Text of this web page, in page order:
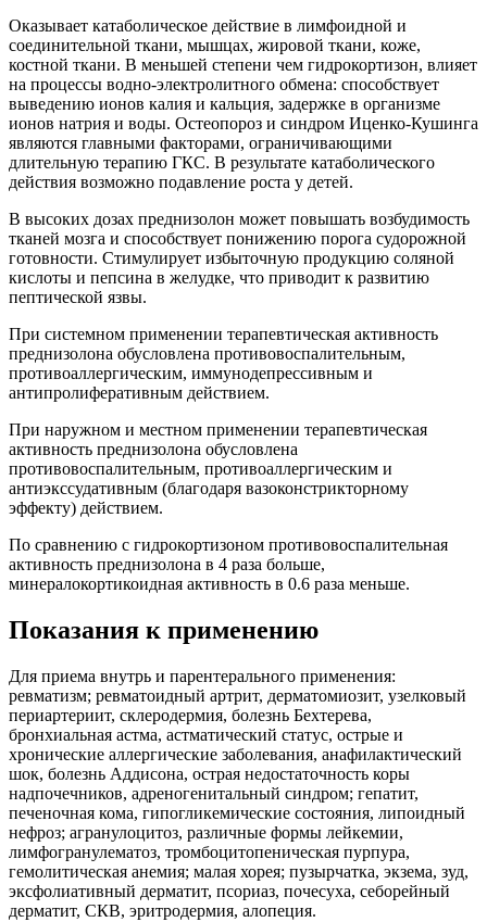
Оказывает катаболическое действие в лимфоидной и
соединительной ткани, мышцах, жировой ткани, коже,
костной ткани. В меньшей степени чем гидрокортизон, влияет
на процессы водно-электролитного обмена: способствует
выведению ионов калия и кальция, задержке в организме
ионов натрия и воды. Остеопороз и синдром Иценко-Кушинга
являются главными факторами, ограничивающими
длительную терапию ГКС. В результате катаболического
действия возможно подавление роста у детей.
В высоких дозах преднизолон может повышать возбудимость
тканей мозга и способствует понижению порога судорожной
готовности. Стимулирует избыточную продукцию соляной
кислоты и пепсина в желудке, что приводит к развитию
пептической язвы.
При системном применении терапевтическая активность
преднизолона обусловлена противовоспалительным,
противоаллергическим, иммунодепрессивным и
антипролиферативным действием.
При наружном и местном применении терапевтическая
активность преднизолона обусловлена
противовоспалительным, противоаллергическим и
антиэкссудативным (благодаря вазоконстрикторному
эффекту) действием.
По сравнению с гидрокортизоном противовоспалительная
активность преднизолона в 4 раза больше,
минералокортикоидная активность в 0.6 раза меньше.
Показания к применению
Для приема внутрь и парентерального применения:
ревматизм; ревматоидный артрит, дерматомиозит, узелковый
периартериит, склеродермия, болезнь Бехтерева,
бронхиальная астма, астматический статус, острые и
хронические аллергические заболевания, анафилактический
шок, болезнь Аддисона, острая недостаточность коры
надпочечников, адреногенитальный синдром; гепатит,
печеночная кома, гипогликемические состояния, липоидный
нефроз; агранулоцитоз, различные формы лейкемии,
лимфогранулематоз, тромбоцитопеническая пурпура,
гемолитическая анемия; малая хорея; пузырчатка, экзема, зуд,
эксфолиативный дерматит, псориаз, почесуха, себорейный
дерматит, СКВ, эритродермия, алопеция.